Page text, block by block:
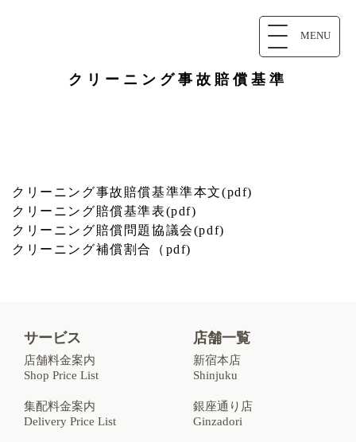
MENU
クリーニング事故賠償基準
クリーニング事故賠償基準準本文(pdf)
クリーニング賠償基準表(pdf)
クリーニング賠償問題協議会(pdf)
クリーニング補償割合（pdf)
サービス
店舗料金案内
Shop Price List
集配料金案内
Delivery Price List
店舗一覧
新宿本店
Shinjuku
銀座通り店
Ginzadori